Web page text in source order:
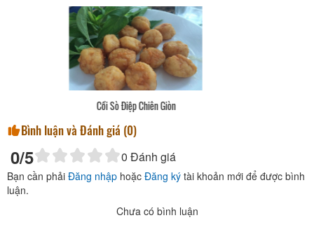
Heo Rừng Nướng Muối Ớt
Bình luận và Đánh giá (0)
0/5 0 Đánh giá
Bạn cần phải Đăng nhập hoặc Đăng ký tài khoản mới để được bình
luận.
Chưa có bình luận